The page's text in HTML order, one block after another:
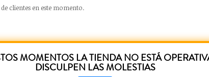
clientes en este momento.
RELACIONADOS
MOMENTOS LA TIENDA NO ESTÁ
DISCULPEN LAS MOLESTIAS